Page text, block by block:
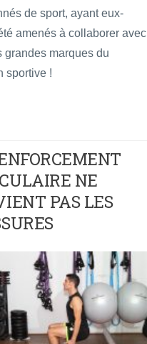
de sport, ayant eux-
amenés à collaborer avec
grandes marques du
sportive !
NE
PAS LES